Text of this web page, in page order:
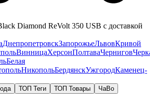
Diamond ReVolt 350 USB с доставкой
ДнепропетровскЗапорожьеЛьвовКривой
ВинницаХерсонПолтаваЧернигов
Белая
НикопольБердянскУжгородКаменец-
ТОП Теги ТОП Товары
ЧаВо